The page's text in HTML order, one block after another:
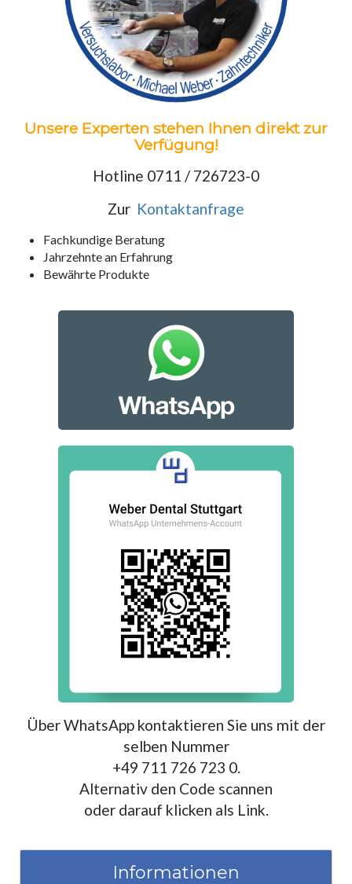
Unsere Experten stehen Ihnen direkt zur
Verfügung!
Hotline 0711 / 726723-0
Zur Kontaktanfrage
Fachkundige Beratung
Jahrzehnte an Erfahrung
Bewährte Produkte
Über WhatsApp kontaktieren Sie uns mit der
selben Nummer
+49 711 726 723 0.
Alternativ den Code scannen
oder darauf klicken als Link.
Informationen